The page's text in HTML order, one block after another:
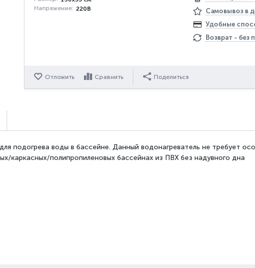
Напряжение: 220В
Самовывоз в
Удобные
Возврат - без
Отложить Сравнить Поделиться
подогрева воды в бассейне. Данный водонагреватель не требует
каркасных/полипропиленовых бассейнах из ПВХ без надувного дна